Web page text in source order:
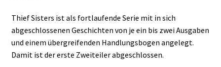
Thief Sisters ist als fortlaufende Serie mit in sich
abgeschlossenen Geschichten von je ein bis zwei Ausgaben
und einem übergreifenden Handlungsbogen angelegt.
Damit ist der erste Zweiteiler abgeschlossen.